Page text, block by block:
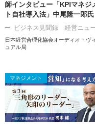
師インタビュー「KPIマネジ
ト自社導入法」中尾隆一郎氏
ビジネス見聞録 経営ニュ
日本経営合理化協会オーディオ・ヴ
ュアル局
マネジメント